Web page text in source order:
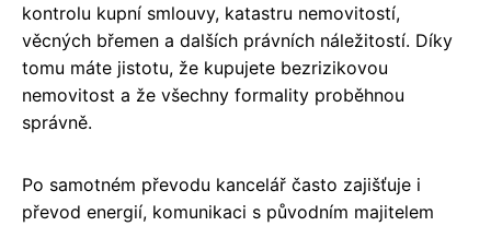
kontrolu kupní smlouvy, katastru nemovitostí,
věcných břemen a dalších právních náležitostí. Díky
tomu máte jistotu, že kupujete bezrizikovou
nemovitost a že všechny formality proběhnou
správně.
Po samotném převodu kancelář často zajišťuje i
převod energií, komunikaci s původním majitelem